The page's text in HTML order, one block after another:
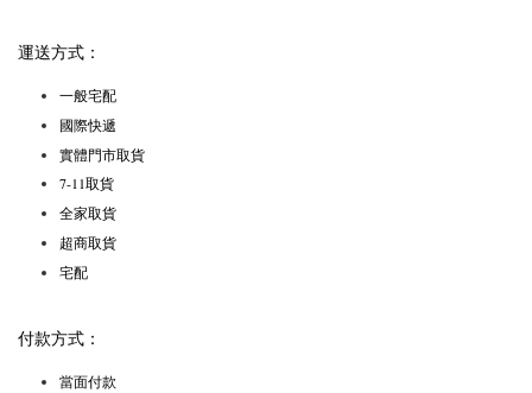
運送方式：
一般宅配
國際快遞
實體門市取貨
7-11取貨
全家取貨
超商取貨
宅配
付款方式：
當面付款